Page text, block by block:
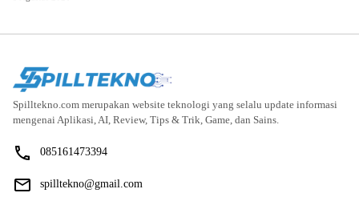
Spilltekno.com merupakan website teknologi yang selalu update informasi
mengenai Aplikasi, AI, Review, Tips & Trik, Game, dan Sains.
085161473394
spilltekno@gmail.com